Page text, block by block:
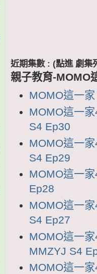
近期集數 : (點進 劇集
親子教育-MOMO
MOMO這一
MOMO這一
S4 Ep30
MOMO這一
S4 Ep29
MOMO這一
Ep28
MOMO這一
S4 Ep27
MOMO這一
MMZYJ S4
MOMO這一